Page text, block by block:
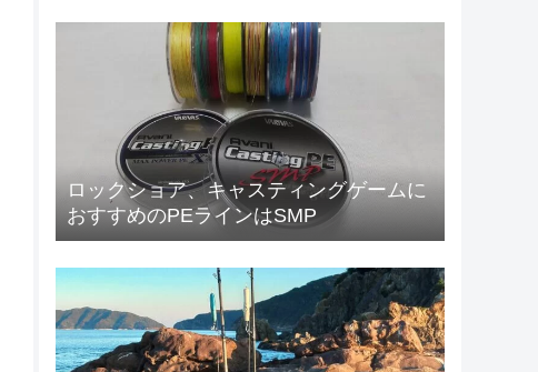
ロックショア、キャスティングゲームに
おすすめのPEラインはSMP